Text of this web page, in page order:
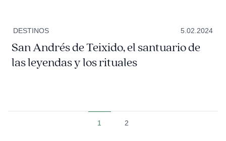
DESTINOS 5.02.2024
San Andrés de Teixido, el santuario de
las leyendas y los rituales
1 2